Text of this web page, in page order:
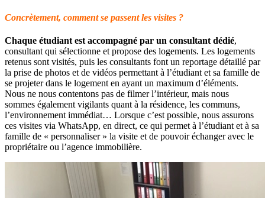
Concrètement, comment se passent les visites ?
Chaque étudiant est accompagné par un consultant dédié,
consultant qui sélectionne et propose des logements. Les logements
retenus sont visités, puis les consultants font un reportage détaillé par
la prise de photos et de vidéos permettant à l’étudiant et sa famille de
se projeter dans le logement en ayant un maximum d’éléments.
Nous ne nous contentons pas de filmer l’intérieur, mais nous
sommes également vigilants quant à la résidence, les communs,
l’environnement immédiat… Lorsque c’est possible, nous assurons
ces visites via WhatsApp, en direct, ce qui permet à l’étudiant et à sa
famille de « personnaliser » la visite et de pouvoir échanger avec le
propriétaire ou l’agence immobilière.